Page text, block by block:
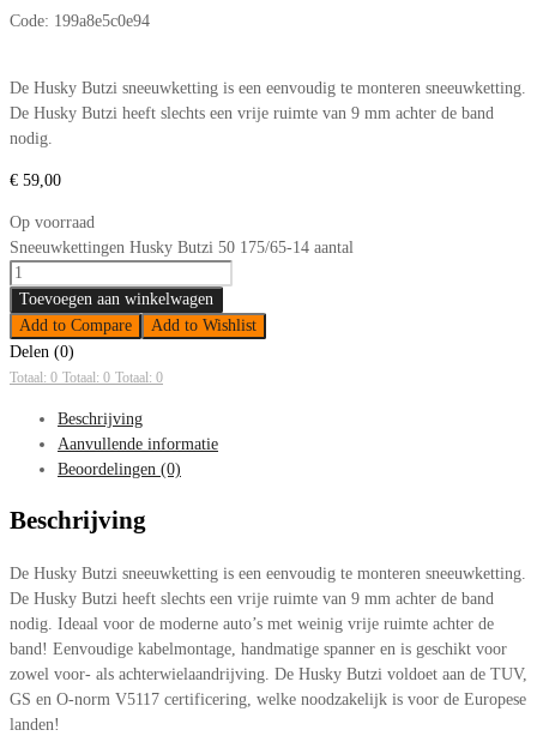
Code: 199a8e5c0e94
De Husky Butzi sneeuwketting is een eenvoudig te monteren sneeuwketting.
De Husky Butzi heeft slechts een vrije ruimte van 9 mm achter de band
nodig.
€ 59,00
Op voorraad
Sneeuwkettingen Husky Butzi 50 175/65-14 aantal
Toevoegen aan winkelwagen
Add to Compare
Add to Wishlist
Delen (0)
Totaal: 0 Totaal: 0 Totaal: 0
Beschrijving
Aanvullende informatie
Beoordelingen (0)
Beschrijving
De Husky Butzi sneeuwketting is een eenvoudig te monteren sneeuwketting.
De Husky Butzi heeft slechts een vrije ruimte van 9 mm achter de band
nodig. Ideaal voor de moderne auto’s met weinig vrije ruimte achter de
band! Eenvoudige kabelmontage, handmatige spanner en is geschikt voor
zowel voor- als achterwielaandrijving. De Husky Butzi voldoet aan de TUV,
GS en O-norm V5117 certificering, welke noodzakelijk is voor de Europese
landen!